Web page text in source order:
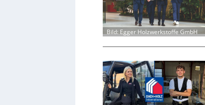
Bild: Egger Holzwerkstoffe GmbH